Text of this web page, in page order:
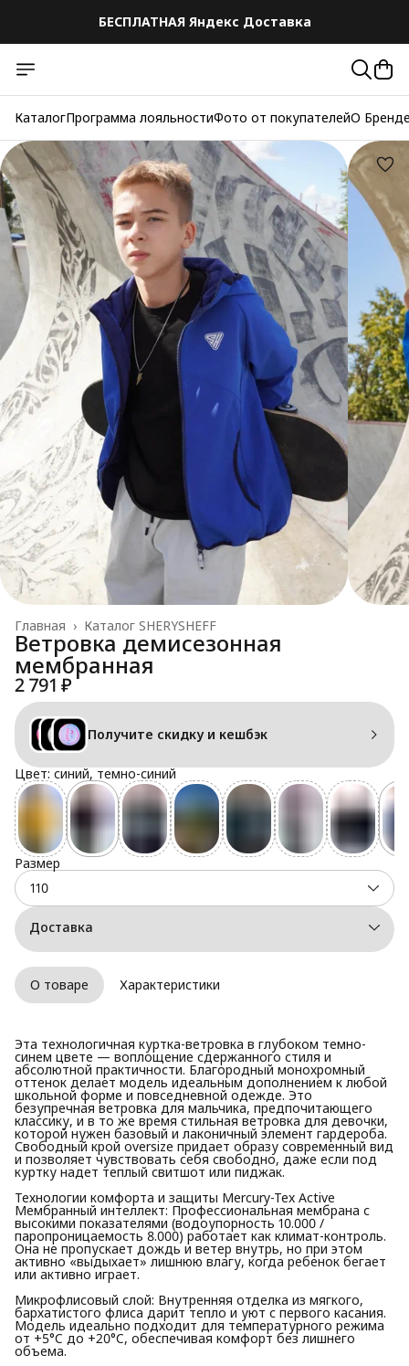
БЕСПЛАТНАЯ Яндекс Доставка
КаталогПрограмма лояльностиФото от покупателейО
Каталог SHERYSHEFF
Главная ›
Ветровка демисезонная
мембранная
2 791 ₽
Получите скидку и кешбэк
Цвет: синий, темно-синий
Размер
110
Доставка
О товаре Характеристики
Эта технологичная куртка-ветровка в глубоком темно-
синем цвете — воплощение сдержанного стиля и
абсолютной практичности. Благородный монохромный
оттенок делает модель идеальным дополнением к любой
школьной форме и повседневной одежде. Это
безупречная ветровка для мальчика, предпочитающего
классику, и в то же время стильная ветровка для девочки,
которой нужен базовый и лаконичный элемент гардероба.
Свободный крой oversize придает образу современный вид
и позволяет чувствовать себя свободно, даже если под
куртку надет теплый свитшот или пиджак.
Технологии комфорта и защиты Mercury-Tex Active
Мембранный интеллект: Профессиональная мембрана с
высокими показателями (водоупорность 10.000 /
паропроницаемость 8.000) работает как климат-контроль.
Она не пропускает дождь и ветер внутрь, но при этом
активно «выдыхает» лишнюю влагу, когда ребенок бегает
или активно играет.
Микрофлисовый слой: Внутренняя отделка из мягкого,
бархатистого флиса дарит тепло и уют с первого касания.
Модель идеально подходит для температурного режима
от +5°C до +20°C, обеспечивая комфорт без лишнего
объема.